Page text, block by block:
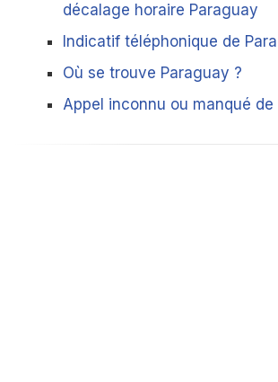
décalage horaire Paraguay
Indicatif téléphonique de
Où se trouve Paraguay ?
Appel inconnu ou manqué